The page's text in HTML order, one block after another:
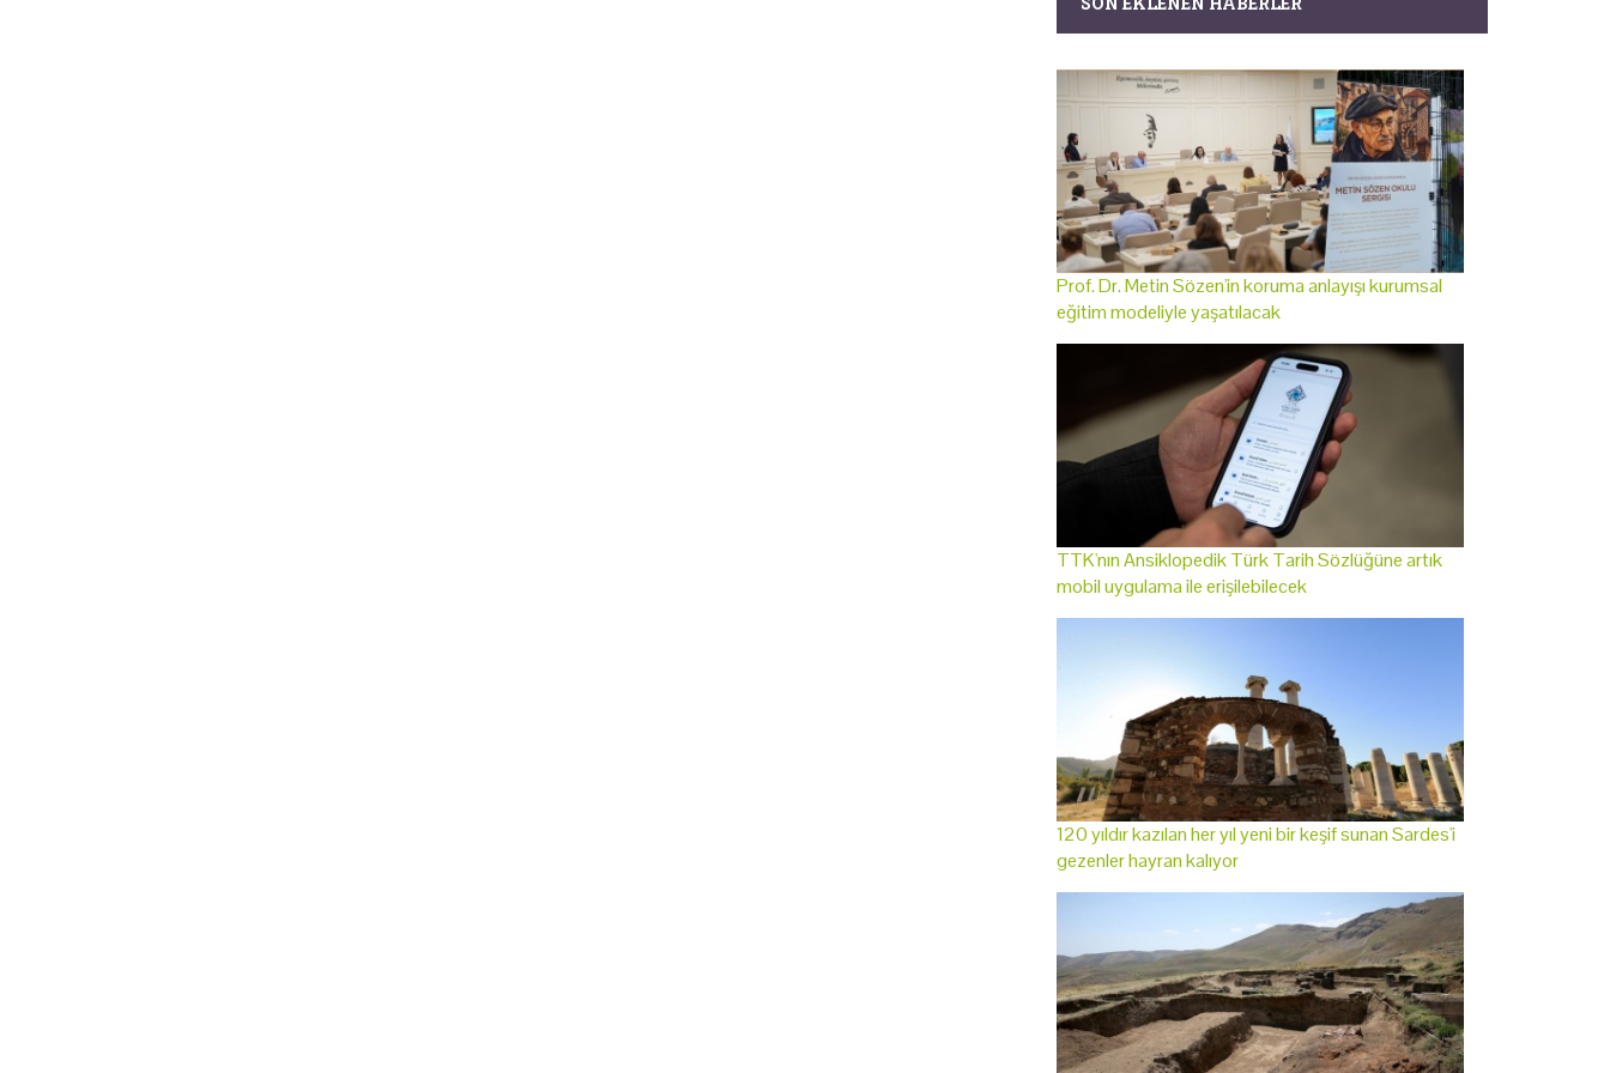
Prof. Dr. Metin Sözen'in koruma anlayışı kurumsal
eğitim modeliyle yaşatılacak
TTK'nın Ansiklopedik Türk Tarih Sözlüğüne artık
mobil uygulama ile erişilebilecek
120 yıldır kazılan her yıl yeni bir keşif sunan Sardes'i
gezenler hayran kalıyor